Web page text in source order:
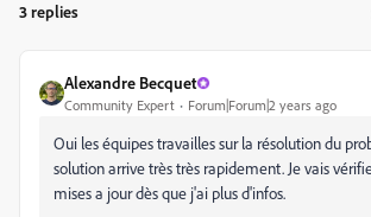
3 replies
Alexandre Becquet
Community Expert Forum|Forum|2 years ago
Oui les équipes travailles sur la résolution du
solution arrive très très rapidement. Je vais
mises a jour dès que j'ai plus d'infos.